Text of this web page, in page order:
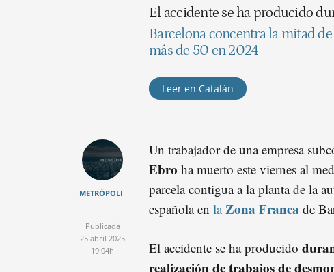
El accidente se ha producido
Barcelona concentra la mitad
más de 50 en 2024
Leer en Catalán
METRÓPOLI
Publicada
25 abril 2025
19:04h
Un trabajador de una empresa
Ebro ha muerto este viernes al
parcela contigua a la planta de la
española en laZona Franca de
El accidente se ha producido
realización de trabajos de